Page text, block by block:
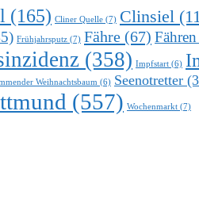
(165) Cliner Quelle (7) Clinsiel
Frühjahrsputz (7) Fähre (67) Fähren
(358) Impfstart (6)
Weihnachtsbaum (6) Seenotretter
(557) Wochenmarkt (7)